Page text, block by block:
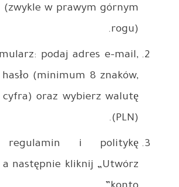
Wypełnij
utwórz
duża